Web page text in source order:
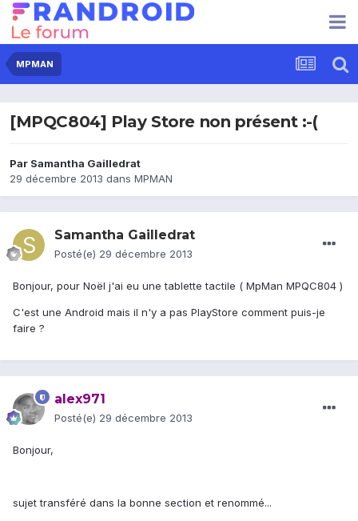
MPMAN
[MPQC804] Play Store non présent :-(
Par Samantha Gailledrat
29 décembre 2013 dans MPMAN
Samantha Gailledrat
Posté(e) 29 décembre 2013
Bonjour, pour Noël j'ai eu une tablette tactile ( MpMan MPQC804 )
C'est une Android mais il n'y a pas PlayStore comment puis-je
faire ?
alex971
Posté(e) 29 décembre 2013
Bonjour,
sujet transféré dans la bonne section et renommé...